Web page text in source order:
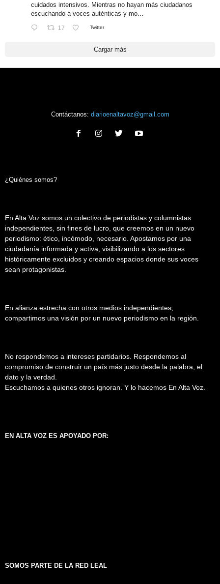
cuidados intensivos. Mientras no hayan más ciudadanos
escuchando a voces auténticas y mo…
17 Twitter
Cargar más
Contáctanos: diarioenaltavoz@gmail.com
¿Quiénes somos?
En Alta Voz somos un colectivo de periodistas y columnistas
independientes, sin fines de lucro, que creemos en un nuevo
periodismo: ético, incómodo, necesario. Apostamos por una
ciudadanía informada y activa, visibilizando a los sectores
históricamente excluidos y creando espacios donde sus voces
sean protagonistas.
En alianza estrecha con otros medios independientes,
compartimos una visión por un nuevo periodismo en la región.
No respondemos a intereses partidarios. Respondemos al
compromiso de construir un país más justo desde la palabra, el
dato y la verdad.
Escuchamos a quienes otros ignoran. Y lo hacemos En Alta Voz.
EN ALTA VOZ ES APOYADO POR:
SOMOS PARTE DE LA RED LEAL